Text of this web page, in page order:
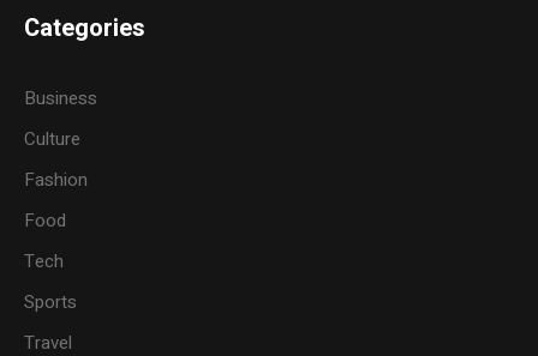
Categories
Business
Culture
Fashion
Food
Tech
Sports
Travel